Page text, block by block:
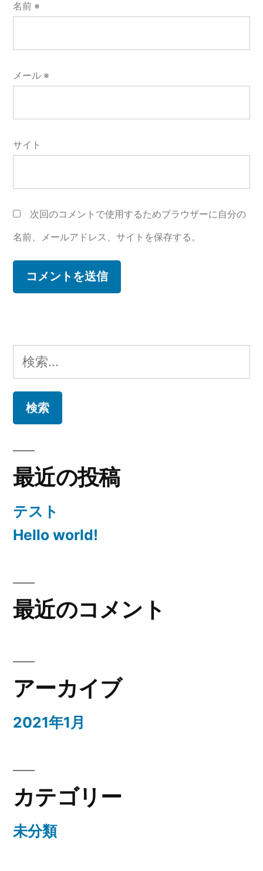
名前 ※
メール ※
サイト
次回のコメントで使用するためブラウザーに自分の
名前、メールアドレス、サイトを保存する。
検
索:
最近の投稿
テスト
Hello world!
最近のコメント
アーカイブ
2021年1月
カテゴリー
未分類